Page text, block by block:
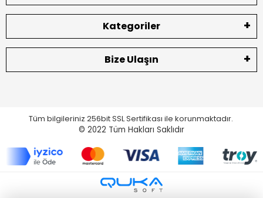
Kategoriler
Bize Ulaşın
Tüm bilgileriniz 256bit SSL Sertifikası ile korunmaktadır.
© 2022 Tüm Hakları Saklıdır